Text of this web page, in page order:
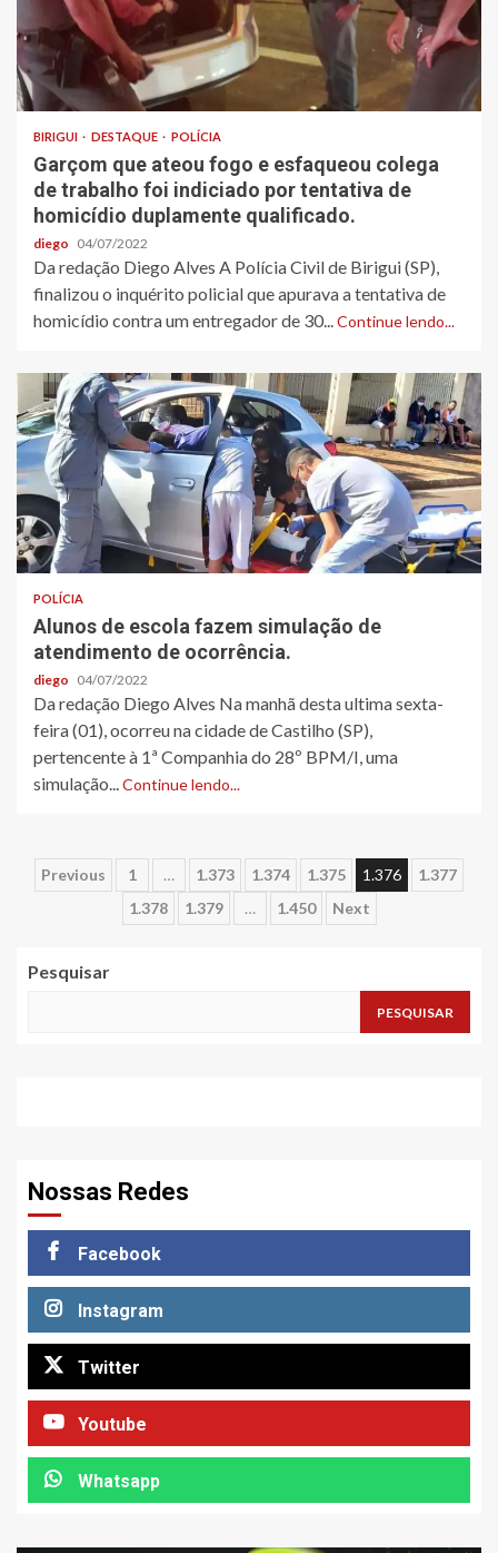
BIRIGUI DESTAQUE POLÍCIA
Garçom que ateou fogo e esfaqueou colega
de trabalho foi indiciado por tentativa de
homicídio duplamente qualificado.
diego 04/07/2022
Da redação Diego Alves A Polícia Civil de Birigui (SP),
finalizou o inquérito policial que apurava a tentativa de
homicídio contra um entregador de 30...Continue lendo...
POLÍCIA
Alunos de escola fazem simulação de
atendimento de ocorrência.
diego 04/07/2022
Da redação Diego Alves Na manhã desta ultima sexta-
feira (01), ocorreu na cidade de Castilho (SP),
pertencente à 1ª Companhia do 28º BPM/I, uma
simulação...Continue lendo...
Paginação
posts
Previous 1 … 1.373 1.374 1.375 1.376
1.377
1.378
1.379 … 1.450 Next
Pesquisar
PESQUISAR
Nossas Redes
Facebook
Instagram
Twitter
Youtube
Whatsapp